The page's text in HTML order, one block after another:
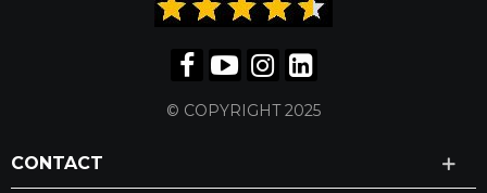
© COPYRIGHT 2025
CONTACT